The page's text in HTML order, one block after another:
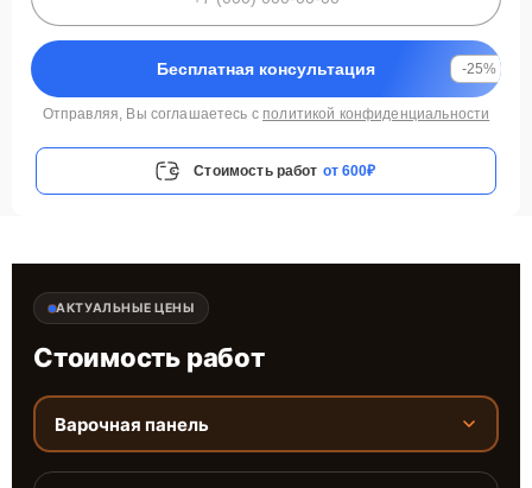
Бесплатная консультация -25%
Отправляя, Вы соглашаетесь с политикой конфиденциальности
Стоимость работ от 600₽
АКТУАЛЬНЫЕ ЦЕНЫ
Стоимость работ
Варочная панель